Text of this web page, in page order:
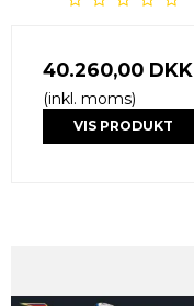
40.260,00 DKK
(inkl. moms)
VIS PRODUKT